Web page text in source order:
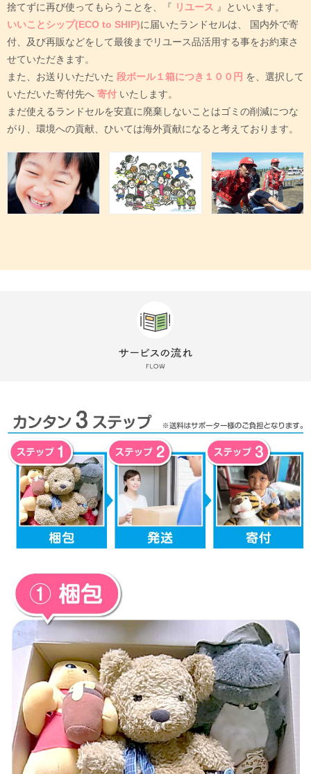
捨てずに再び使ってもらうことを、『 リユース 』といいます。
いいことシップ(ECO to SHIP)に届いたランドセルは、
国内外で寄
付、及び再販などをして最後までリユース品活用する事をお約束さ
せていただきます。
また、お送りいただいた 段ボール１箱につき１００円 を、選択して
いただいた寄付先へ 寄付 いたします。
まだ使えるランドセルを安直に廃棄しないことはゴミの削減につな
がり、環境への貢献、ひいては海外貢献になると考えております。